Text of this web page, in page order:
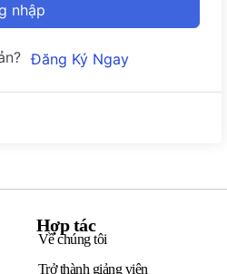
nhập
Đăng Ký Ngay
Hợp tác
Về chúng tôi
Trở thành giảng viên